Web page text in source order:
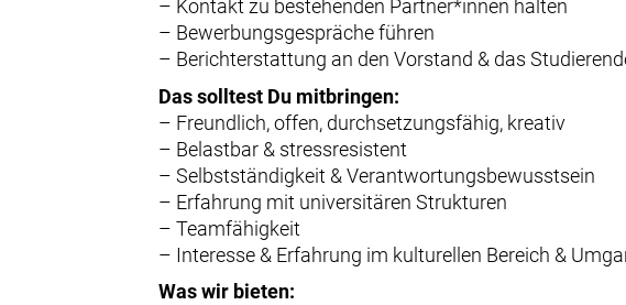
– Kontakt zu bestehenden Partner*innen halten
– Bewerbungsgespräche führen
– Berichterstattung an den Vorstand & das
Das solltest Du mitbringen:
– Freundlich, offen, durchsetzungsfähig, kreativ
– Belastbar & stressresistent
– Selbstständigkeit & Verantwortungsbewusstsein
– Erfahrung mit universitären Strukturen
– Teamfähigkeit
– Interesse & Erfahrung im kulturellen Bereich &
Was wir bieten: